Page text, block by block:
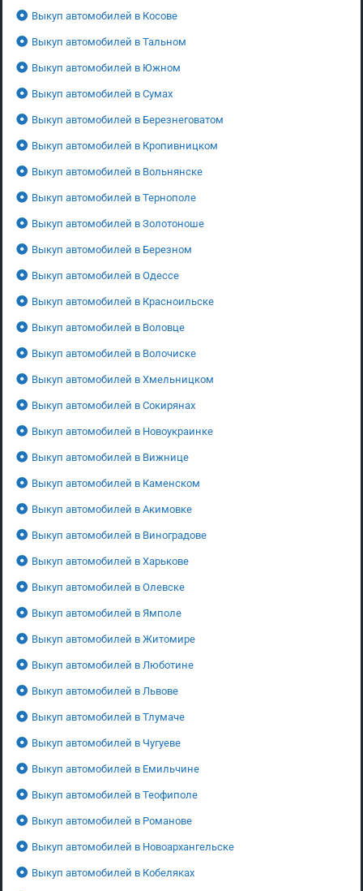
Выкуп автомобилей в Косове
Выкуп автомобилей в Тальном
Выкуп автомобилей в Южном
Выкуп автомобилей в Сумах
Выкуп автомобилей в Березнеговатом
Выкуп автомобилей в Кропивницком
Выкуп автомобилей в Вольнянске
Выкуп автомобилей в Тернополе
Выкуп автомобилей в Золотоноше
Выкуп автомобилей в Березном
Выкуп автомобилей в Одессе
Выкуп автомобилей в Красноильске
Выкуп автомобилей в Воловце
Выкуп автомобилей в Волочиске
Выкуп автомобилей в Хмельницком
Выкуп автомобилей в Сокирянах
Выкуп автомобилей в Новоукраинке
Выкуп автомобилей в Вижнице
Выкуп автомобилей в Каменском
Выкуп автомобилей в Акимовке
Выкуп автомобилей в Виноградове
Выкуп автомобилей в Харькове
Выкуп автомобилей в Олевске
Выкуп автомобилей в Ямполе
Выкуп автомобилей в Житомире
Выкуп автомобилей в Люботине
Выкуп автомобилей в Львове
Выкуп автомобилей в Тлумаче
Выкуп автомобилей в Чугуеве
Выкуп автомобилей в Емильчине
Выкуп автомобилей в Теофиполе
Выкуп автомобилей в Романове
Выкуп автомобилей в Новоархангельске
Выкуп автомобилей в Кобеляках